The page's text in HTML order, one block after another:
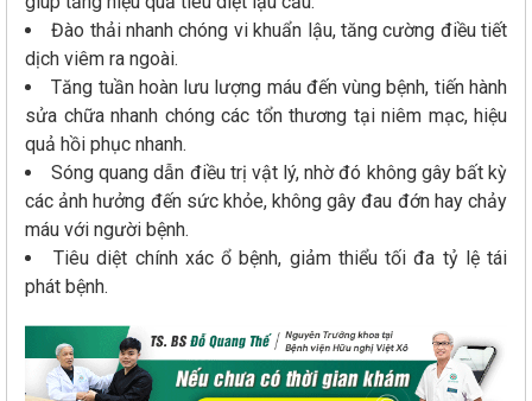
Đào thải nhanh chóng vi khuẩn lậu, tăng cường điều tiết
dịch viêm ra ngoài.
Tăng tuần hoàn lưu lượng máu đến vùng bệnh, tiến hành
sửa chữa nhanh chóng các tổn thương tại niêm mạc, hiệu
quả hồi phục nhanh.
Sóng quang dẫn điều trị vật lý, nhờ đó không gây bất kỳ
các ảnh hưởng đến sức khỏe, không gây đau đớn hay chảy
máu với người bệnh.
Tiêu diệt chính xác ổ bệnh, giảm thiểu tối đa tỷ lệ tái
phát bệnh.